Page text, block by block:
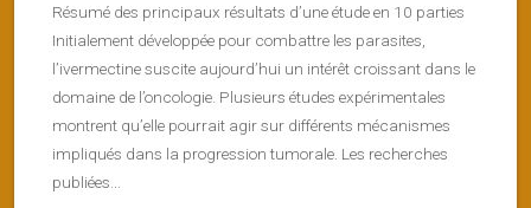
Résumé des principaux résultats d’une étude en 10 parties
Initialement développée pour combattre les parasites,
l’ivermectine suscite aujourd’hui un intérêt croissant dans le
domaine de l’oncologie. Plusieurs études expérimentales
montrent qu’elle pourrait agir sur différents mécanismes
impliqués dans la progression tumorale. Les recherches
publiées...